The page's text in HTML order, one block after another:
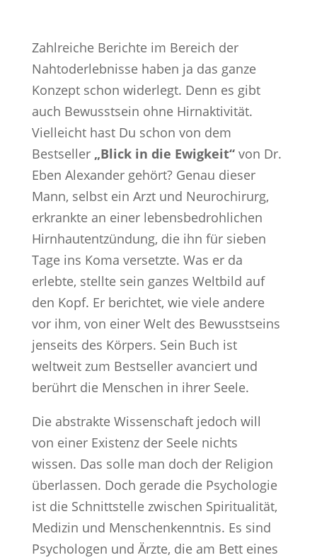
Zahlreiche Berichte im Bereich der
Nahtoderlebnisse haben ja das ganze
Konzept schon widerlegt. Denn es gibt
auch Bewusstsein ohne Hirnaktivität.
Vielleicht hast Du schon von dem
Bestseller „Blick in die Ewigkeit“von Dr.
Eben Alexander gehört? Genau dieser
Mann, selbst ein Arzt und Neurochirurg,
erkrankte an einer lebensbedrohlichen
Hirnhautentzündung, die ihn für sieben
Tage ins Koma versetzte. Was er da
erlebte, stellte sein ganzes Weltbild auf
den Kopf. Er berichtet, wie viele andere
vor ihm, von einer Welt des Bewusstseins
jenseits des Körpers. Sein Buch ist
weltweit zum Bestseller avanciert und
berührt die Menschen in ihrer Seele.
Die abstrakte Wissenschaft jedoch will
von einer Existenz der Seele nichts
wissen. Das solle man doch der Religion
überlassen. Doch gerade die Psychologie
ist die Schnittstelle zwischen Spiritualität,
Medizin und Menschenkenntnis. Es sind
Psychologen und Ärzte, die am Bett eines